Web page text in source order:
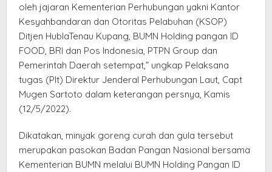
oleh jajaran Kementerian Perhubungan yakni Kantor
Kesyahbandaran dan Otoritas Pelabuhan (KSOP)
Ditjen HublaTenau Kupang, BUMN Holding pangan ID
FOOD, BRI dan Pos Indonesia, PTPN Group dan
Pemerintah Daerah setempat,” ungkap Pelaksana
tugas (Plt) Direktur Jenderal Perhubungan Laut, Capt
Mugen Sartoto dalam keterangan persnya, Kamis
(12/5/2022).
Dikatakan, minyak goreng curah dan gula tersebut
merupakan pasokan Badan Pangan Nasional bersama
Kementerian BUMN melalui BUMN Holding Pangan ID